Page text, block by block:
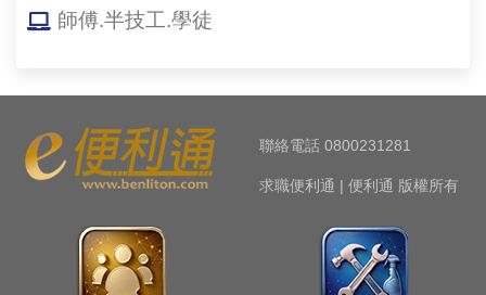
師傅.半技工.學徒
聯絡電話 0800231281
求職便利通 | 便利通 版權所有